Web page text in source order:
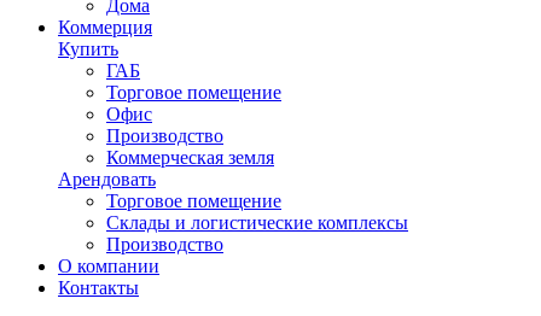
Дома
Коммерция
Купить
ГАБ
Торговое помещение
Офис
Производство
Коммерческая земля
Арендовать
Торговое помещение
Склады и логистические комплексы
Производство
О компании
Контакты